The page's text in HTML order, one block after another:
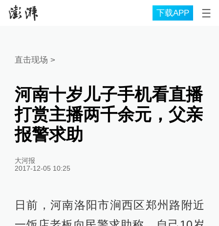
下载APP
直击现场 >
河南十岁儿子手机看直播
打赏主播两千余元，父亲
报警求助
大河报
2017-12-05 10:25
日前，河南洛阳市涧西区郑州路附近